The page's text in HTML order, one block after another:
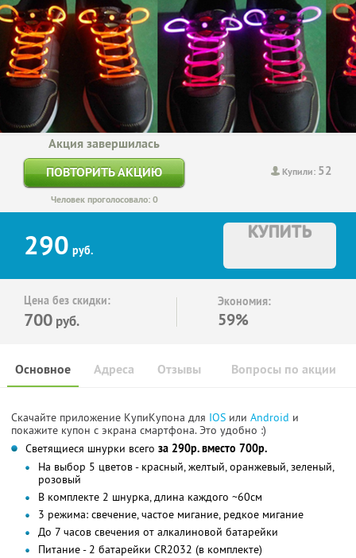
Купили: 52
Акция завершилась
ПОВТОРИТЬ АКЦИЮ
Человек проголосовало: 0
290 руб.
КУПИТЬ
Цена без скидки:
700 руб.
Экономия:
59%
Основное Отзывы Вопросы по акции
Адреса
Скачайте приложение КупиКупона для IOS или Android и
покажите купон с экрана смартфона. Это удобно :)
Светящиеся шнурки всего за 290р. вместо 700р.
На выбор 5 цветов - красный, желтый, оранжевый, зеленый,
розовый
В комплекте 2 шнурка, длина каждого ~60см
3 режима: свечение, частое мигание, редкое мигание
До 7 часов свечения от алкалиновой батарейки
Питание - 2 батарейки CR2032 (в комплекте)